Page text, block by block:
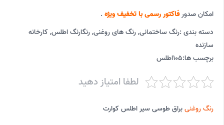
امکان صدورفاکتور رسمی با تخفیف ویژه .
دسته بندی :رنگ ساختمانی,رنگ های روغنی,رنگارنگ اطلس, کارخانه
سازنده
برچسب ها:105اطلس
لطفا امتیاز دهید
رنگ روغنیبراق طوسی سیر اطلس کوارت